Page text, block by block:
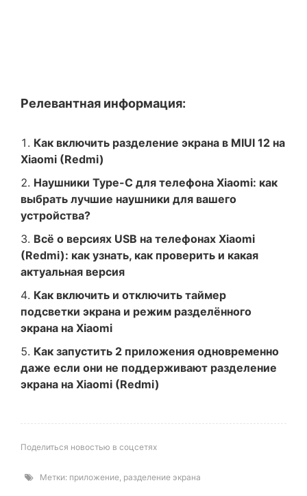
Релевантная информация:
Как включить разделение экрана в MIUI 12 на
Xiaomi (Redmi)
Наушники Type-C для телефона Xiaomi: как
выбрать лучшие наушники для вашего
устройства?
Всё о версиях USB на телефонах Xiaomi
(Redmi): как узнать, как проверить и какая
актуальная версия
Как включить и отключить таймер
подсветки экрана и режим разделённого
экрана на Xiaomi
Как запустить 2 приложения одновременно
даже если они не поддерживают разделение
экрана на Xiaomi (Redmi)
Поделиться новостью в соцсетях
Метки: приложение, разделение экрана